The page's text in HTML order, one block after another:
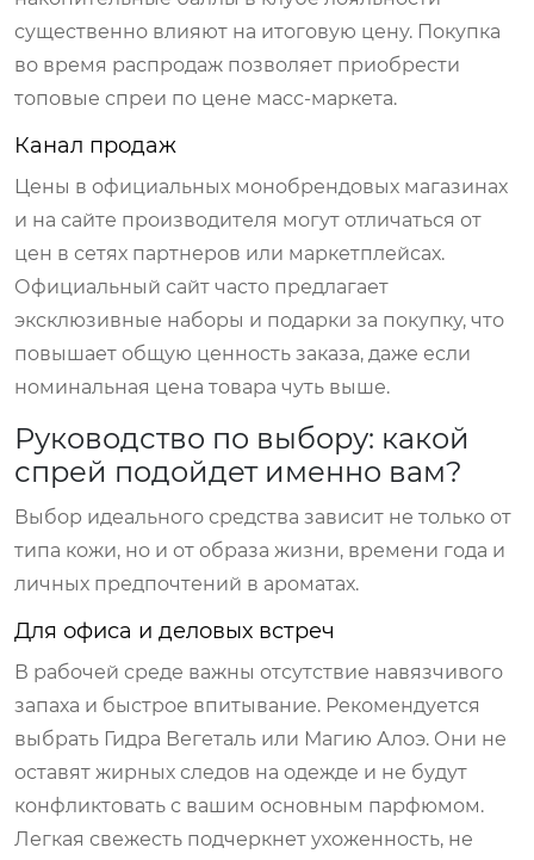
существенно влияют на итоговую цену. Покупка
во время распродаж позволяет приобрести
топовые спреи по цене масс-маркета.
Канал продаж
Цены в официальных монобрендовых магазинах
и на сайте производителя могут отличаться от
цен в сетях партнеров или маркетплейсах.
Официальный сайт часто предлагает
эксклюзивные наборы и подарки за покупку, что
повышает общую ценность заказа, даже если
номинальная цена товара чуть выше.
Руководство по выбору: какой
спрей подойдет именно вам?
Выбор идеального средства зависит не только от
типа кожи, но и от образа жизни, времени года и
личных предпочтений в ароматах.
Для офиса и деловых встреч
В рабочей среде важны отсутствие навязчивого
запаха и быстрое впитывание. Рекомендуется
выбрать Гидра Вегеталь или Магию Алоэ. Они не
оставят жирных следов на одежде и не будут
конфликтовать с вашим основным парфюмом.
Легкая свежесть подчеркнет ухоженность, не